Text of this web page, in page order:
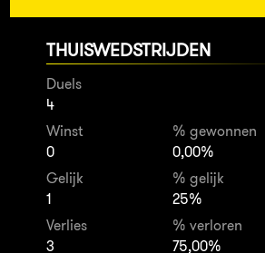
THUISWEDSTRIJDEN
Duels
4
Winst
0
% gewonnen
0,00%
Gelijk
1
% gelijk
25%
Verlies
3
% verloren
75,00%